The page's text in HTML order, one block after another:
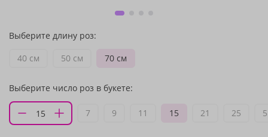
Выберите длину роз:
40 см
50 см 70 см
Выберите число роз в букете:
7 9 11 15 21 25